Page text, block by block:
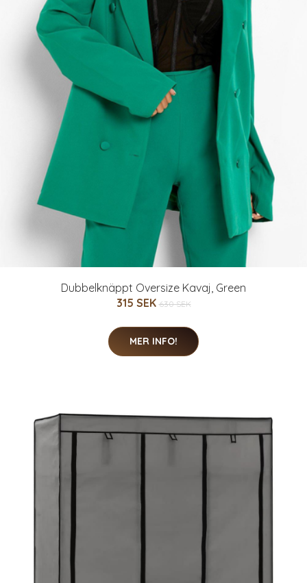
Dubbelknäppt Oversize Kavaj, Green
315 SEK 630 SEK
MER INFO!